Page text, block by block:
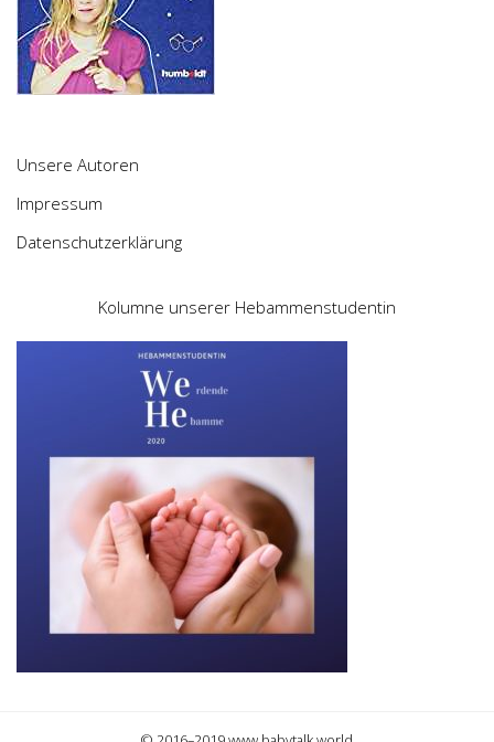
Unsere Autoren
Impressum
Datenschutzerklärung
Kolumne unserer Hebammenstudentin